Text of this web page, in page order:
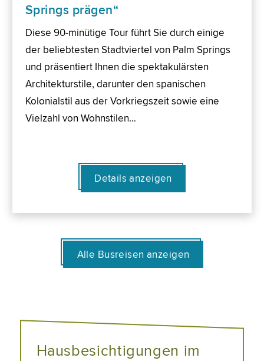
Springs prägen“
Diese 90-minütige Tour führt Sie durch einige
der beliebtesten Stadtviertel von Palm Springs
und präsentiert Ihnen die spektakulärsten
Architekturstile, darunter den spanischen
Kolonialstil aus der Vorkriegszeit sowie eine
Vielzahl von Wohnstilen…
Details anzeigen
Alle Busreisen anzeigen
Hausbesichtigungen im